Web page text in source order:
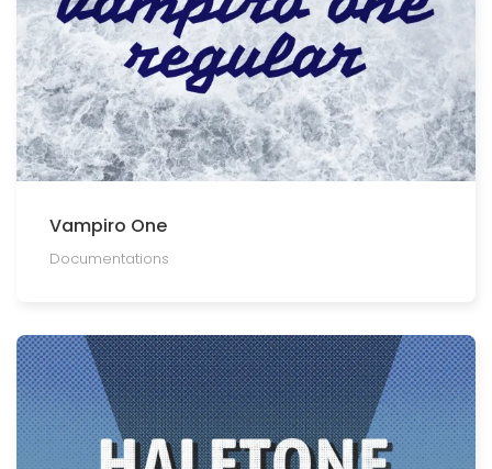
Vampiro One
Documentations